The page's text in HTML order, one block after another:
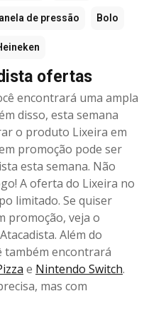
de pressão Bolo
ofertas
encontrará uma ampla
disso, esta semana
o produto Lixeira em
promoção pode ser
esta semana. Não
A oferta do Lixeira no
limitado. Se quiser
promoção, veja o
Além do
também encontrará
e Nintendo Switch.
mas com